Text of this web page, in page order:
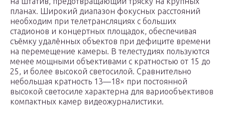
планах. Широкий диапазон фокусных расстояний
необходим при телетрансляциях с больших
стадионов и концертных площадок, обеспечивая
съёмку удалённых объектов при дефиците времени
на перемещение камеры. В телестудиях пользуются
менее мощными объективами с кратностью от 15 до
25, и более высокой светосилой. Сравнительно
небольшая кратность 13—18× при постоянной
высокой светосиле характерна для вариообъективов
компактных камер видеожурналистики.